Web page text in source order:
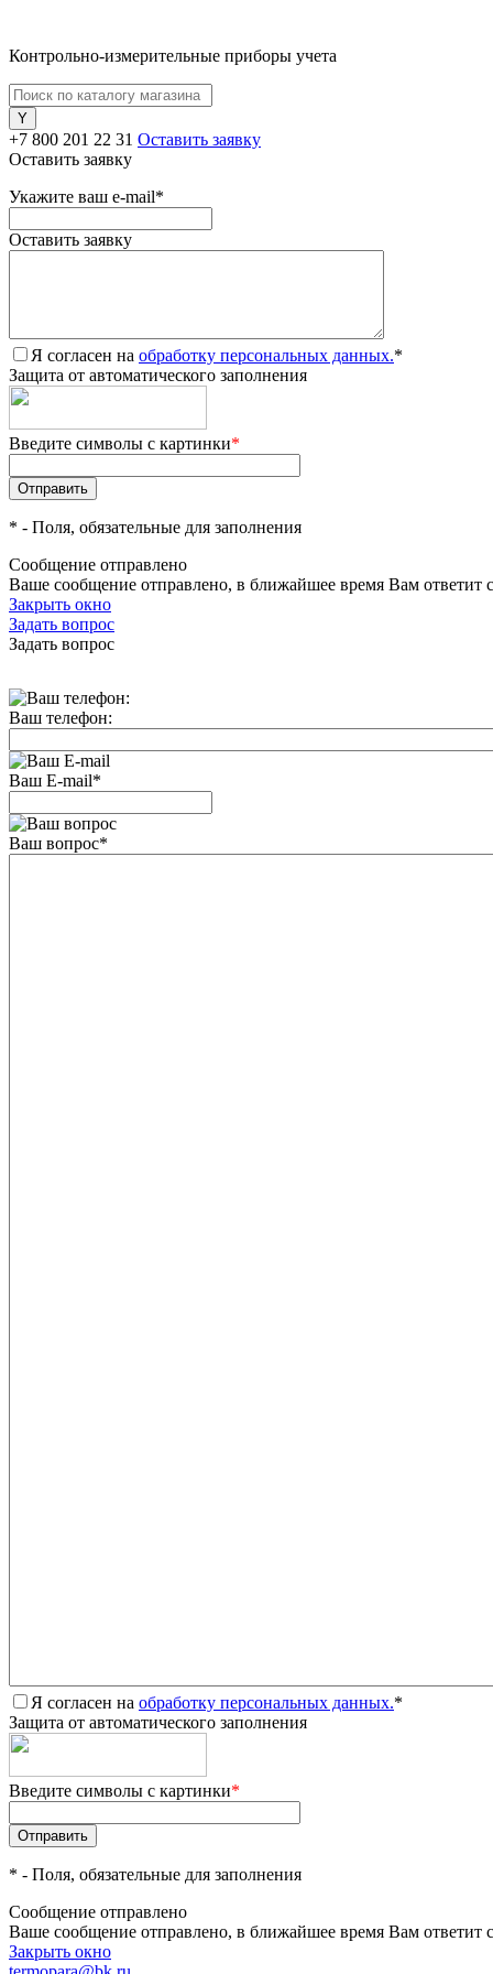
Контрольно-измерительные приборы учета
+7 800 201 22 31 Оставить заявку
Оставить заявку
Укажите ваш e-mail*
Оставить заявку
Я согласен на обработку персональных данных.*
Защита от автоматического заполнения
Введите символы с картинки*
* - Поля, обязательные для заполнения
Сообщение отправлено
Ваше сообщение отправлено, в ближайшее время Вам ответит
Закрыть окно
Задать вопрос
Задать вопрос
Ваш телефон:
Ваш E-mail*
Ваш вопрос*
Я согласен на обработку персональных данных.*
Защита от автоматического заполнения
Введите символы с картинки*
* - Поля, обязательные для заполнения
Сообщение отправлено
Ваше сообщение отправлено, в ближайшее время Вам ответит
Закрыть окно